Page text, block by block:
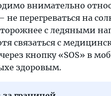
внимательно
перегреваться на
с ледяными
связаться с
кнопку «SOS» в
здоровым.